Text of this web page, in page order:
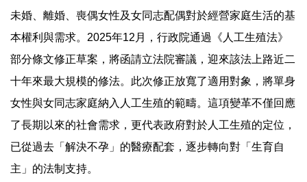
未婚、離婚、喪偶女性及女同志配偶對於經營家庭生活的基
本權利與需求。2025年12月，行政院通過《人工生殖法》
部分條文修正草案，將函請立法院審議，迎來該法上路近二
十年來最大規模的修法。此次修正放寬了適用對象，將單身
女性與女同志家庭納入人工生殖的範疇。這項變革不僅回應
了長期以來的社會需求，更代表政府對於人工生殖的定位，
已從過去「解決不孕」的醫療配套，逐步轉向對「生育自
主」的法制支持。